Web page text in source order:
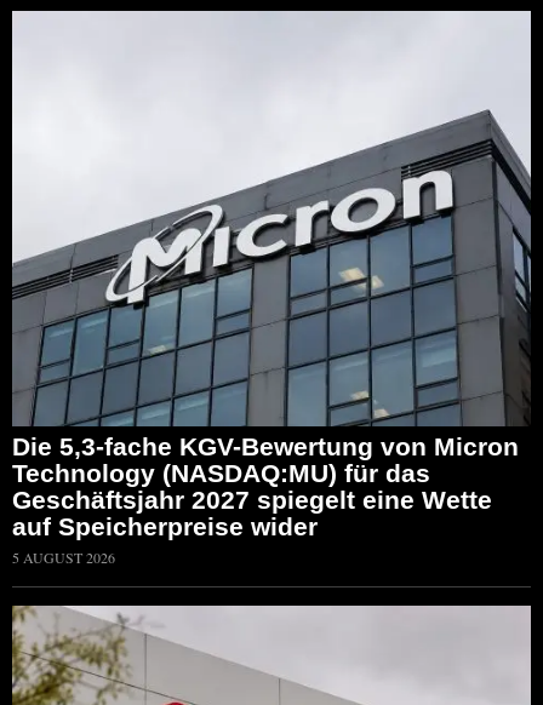
Die 5,3-fache KGV-Bewertung von Micron
Technology (NASDAQ:MU) für das
Geschäftsjahr 2027 spiegelt eine Wette
auf Speicherpreise wider
5 AUGUST 2026